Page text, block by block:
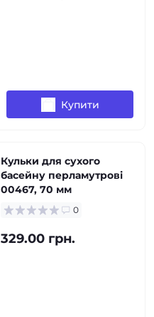
Купити
Кульки для сухого
басейну перламутрові
00467, 70 мм
0
329.00 грн.